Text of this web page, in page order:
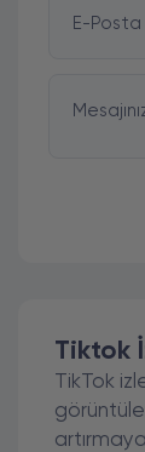
E-Posta
Tiktok
TikTok